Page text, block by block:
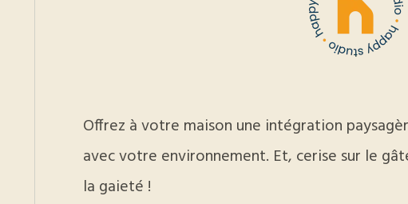
Offrez à votre maison une intégration
avec votre environnement. Et, cerise sur le
la gaieté !